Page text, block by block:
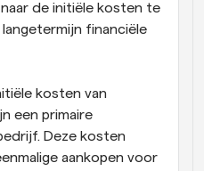
de initiële kosten te
langetermijn financiële
kosten van
een primaire
Deze kosten
aankopen voor